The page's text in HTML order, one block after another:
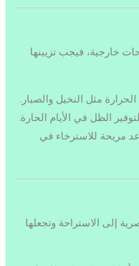
خارجية، فيجب تزيينها
مثل النخيل والصبار.
الظل في الأيام الحارة.
مريحة للاسترخاء في
إلى الاستراحة وتجعلها